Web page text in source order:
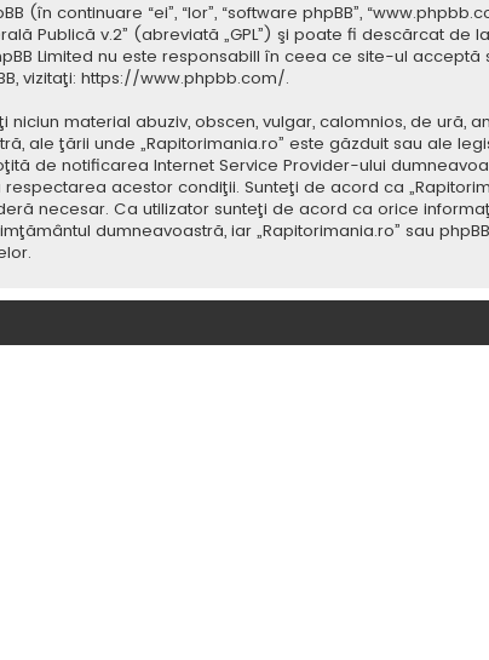
(în continuare “ei”, “lor”, “software phpBB”,
Publică v.2” (abreviată „GPL”) şi poate fi descărcat de la
Limited nu este responsabill în ceea ce site-ul
vizitaţi: https://www.phpbb.com/.
niciun material abuziv, obscen, vulgar, calomnios, de
ale ţării unde „Rapitorimania.ro” este găzduit sau ale
de notificarea Internet Service Provider-ului
acestor condiţii. Sunteţi de acord ca
necesar. Ca utilizator sunteţi de acord ca orice
dumneavoastră, iar „Rapitorimania.ro” sau